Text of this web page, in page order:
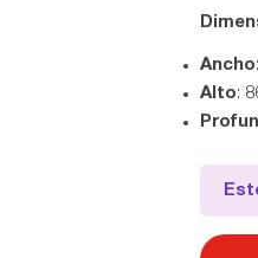
Ancho
Alto: